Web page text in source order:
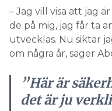
– Jag vill visa att jag
de på mig, jag får ta
utvecklas. Nu siktar
om några år, säger
”Här är
det är ju